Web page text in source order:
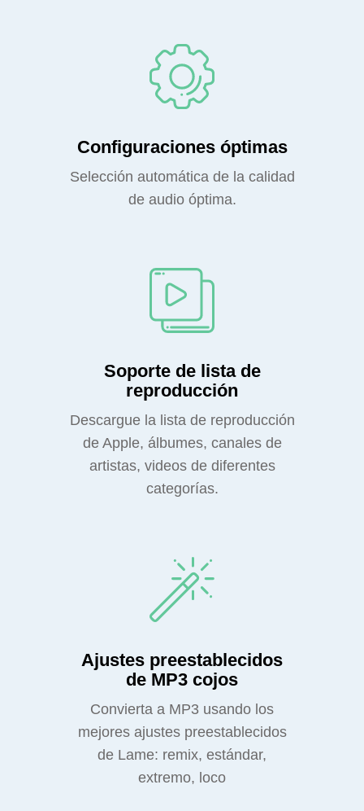
Configuraciones óptimas
Selección automática de la calidad
de audio óptima.
Soporte de lista de
reproducción
Descargue la lista de reproducción
de Apple, álbumes, canales de
artistas, videos de diferentes
categorías.
Ajustes preestablecidos
de MP3 cojos
Convierta a MP3 usando los
mejores ajustes preestablecidos
de Lame: remix, estándar,
extremo, loco